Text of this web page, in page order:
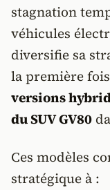
stagnation
véhicules
diversifie sa
la première
versions
du SUV GV80
Ces modèles
stratégique à :